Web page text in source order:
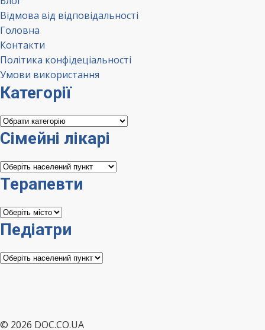
Відмова від відповідальності
Головна
Контакти
Політика конфідеціальності
Умови використання
Категорії
Категорії
Сімейні лікарі
Сімейні
лікарі
Терапевти
Терапевти
Педіатри
Педіатри
© 2026 DOC.CO.UA